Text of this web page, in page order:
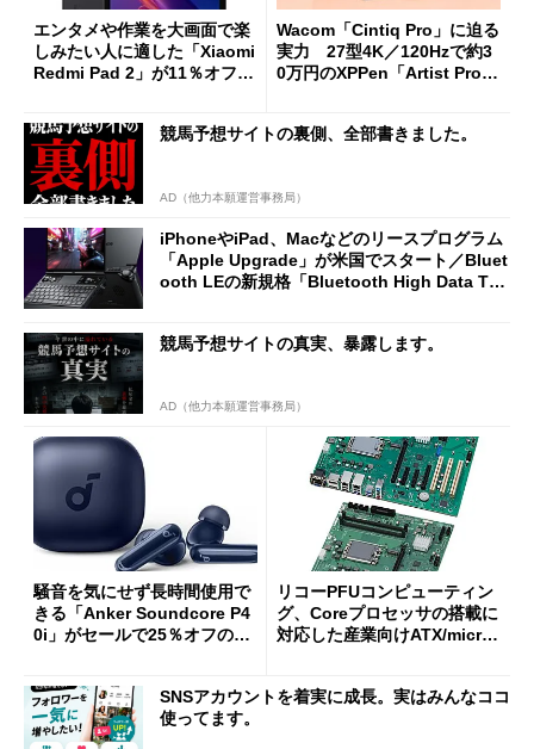
エンタメや作業を大画面で楽
しみたい人に適した「Xiaomi
Redmi Pad 2」が11％オフの
Wacom「Cintiq Pro」に迫る
実力 27型4K／120Hzで約3
0万円のXPPen「Artist Pro 2
競馬予想サイトの裏側、全部書きました。
AD（他力本願運営事務局）
iPhoneやiPad、Macなどのリースプログラム
「Apple Upgrade」が米国でスタート／Bluet
ooth LEの新規格「Bluetooth High Data Thr
競馬予想サイトの真実、暴露します。
AD（他力本願運営事務局）
騒音を気にせず長時間使用で
きる「Anker Soundcore P4
0i」がセールで25％オフの59
リコーPFUコンピューティン
グ、Coreプロセッサの搭載に
対応した産業向けATX/micro
SNSアカウントを着実に成長。実はみんなココ
使ってます。